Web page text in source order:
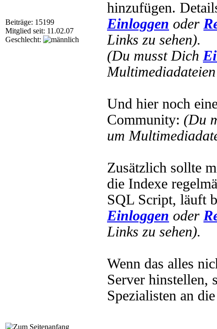
Beiträge: 15199
Mitglied seit: 11.02.07
Geschlecht:
hinzufügen.
Einloggen oder
Links zu sehen).
(Du musst Dich
Und hier noch
Community: (Du
um
Zusätzlich sollte
die Indexe
SQL Script, läuft
Einloggen oder
Links zu sehen).
Wenn das alles
Server hinstellen,
Spezialisten an